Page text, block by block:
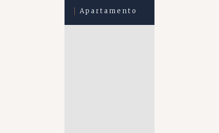
Apartamento